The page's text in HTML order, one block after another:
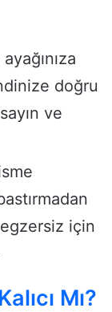
doğru
ve
için
Mı?